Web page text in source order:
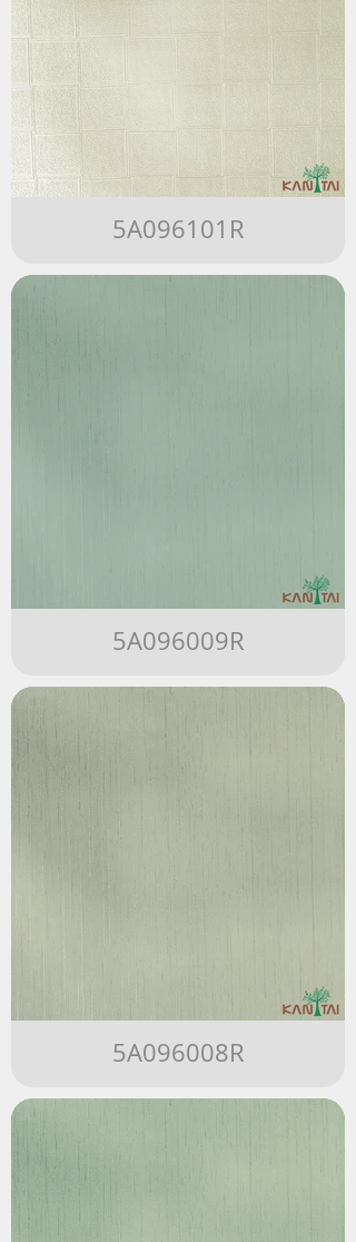
5A096101R
5A096009R
5A096008R